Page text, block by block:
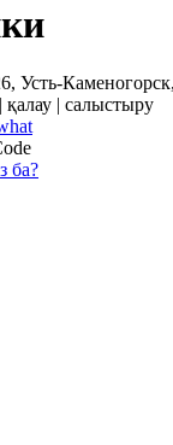
Усть-
| қалау | салыстыру
ба?